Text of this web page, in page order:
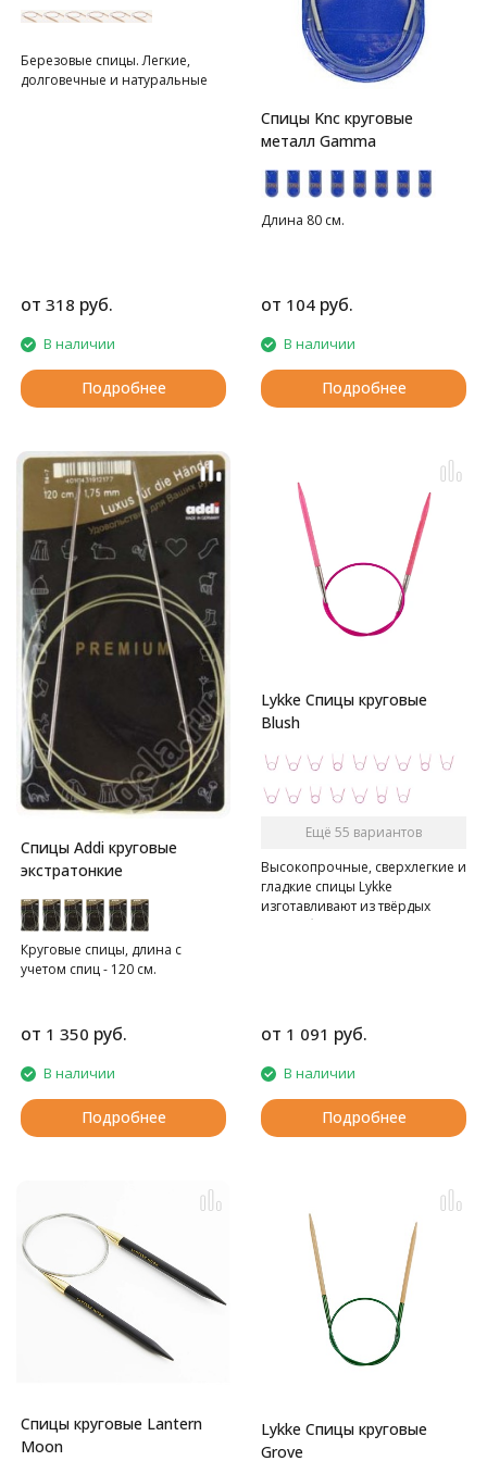
Березовые спицы. Легкие,
долговечные и натуральные
от 318 руб.
В наличии
Подробнее
Спицы Knc круговые
металл Gamma
Длина 80 см.
от 104 руб.
В наличии
Подробнее
Спицы Addi круговые
экстратонкие
Круговые спицы, длина с
учетом спиц - 120 см.
от 1 350 руб.
В наличии
Подробнее
Lykke Спицы круговые
Blush
Ещё 55 вариантов
Высокопрочные, сверхлегкие и
гладкие спицы Lykke
изготавливают из твёрдых
пород березы на 80% вручную.
лески во время работы не
собирает петли, вязание идет
быстро и легко. Леска не
крутится в отверстии спицы,
она зафиксирована.
от 1 091 руб.
В наличии
Подробнее
Спицы круговые Lantern
Moon
Lykke Спицы круговые
Grove